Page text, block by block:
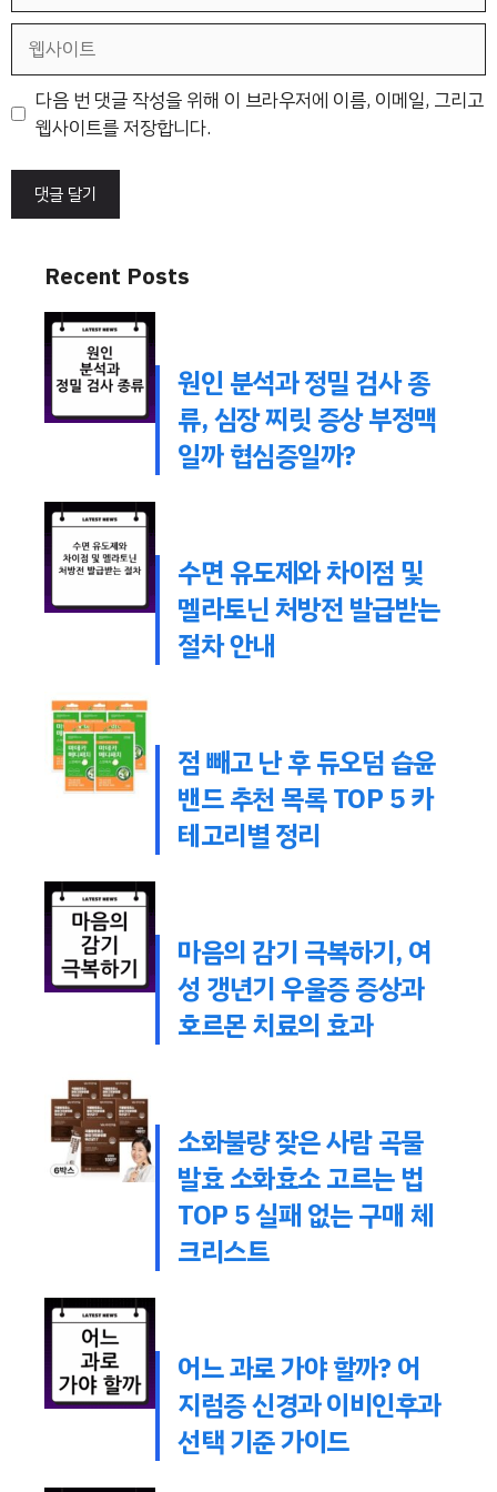
일
트
다음 번 댓글 작성을 위해 이 브라우저에 이름, 이메일, 그리고
웹사이트를 저장합니다.
Recent Posts
원인 분석과 정밀 검사 종
류, 심장 찌릿 증상 부정맥
일까 협심증일까?
수면 유도제와 차이점 및
멜라토닌 처방전 발급받는
절차 안내
점 빼고 난 후 듀오덤 습윤
밴드 추천 목록 TOP 5 카
테고리별 정리
마음의 감기 극복하기, 여
성 갱년기 우울증 증상과
호르몬 치료의 효과
소화불량 잦은 사람 곡물
발효 소화효소 고르는 법
TOP 5 실패 없는 구매 체
크리스트
어느 과로 가야 할까? 어
지럼증 신경과 이비인후과
선택 기준 가이드